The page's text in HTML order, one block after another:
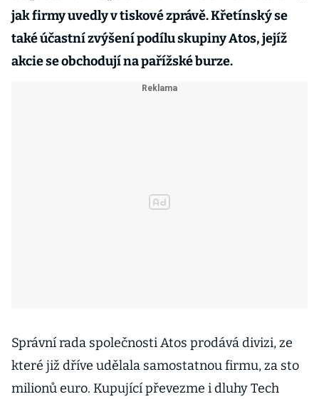
jak firmy uvedly v tiskové zprávě. Křetínský se
také účastní zvýšení podílu skupiny Atos, jejíž
akcie se obchodují na pařížské burze.
Správní rada společnosti Atos prodává divizi, ze
které již dříve udělala samostatnou firmu, za sto
milionů euro. Kupující převezme i dluhy Tech